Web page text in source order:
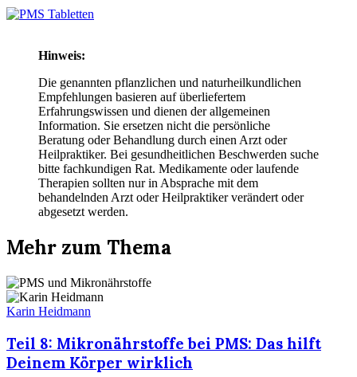
Hinweis:
Die genannten pflanzlichen und naturheilkundlichen
Empfehlungen basieren auf überliefertem
Erfahrungswissen und dienen der allgemeinen
Information. Sie ersetzen nicht die persönliche
Beratung oder Behandlung durch einen Arzt oder
Heilpraktiker. Bei gesundheitlichen Beschwerden suche
bitte fachkundigen Rat. Medikamente oder laufende
Therapien sollten nur in Absprache mit dem
behandelnden Arzt oder Heilpraktiker verändert oder
abgesetzt werden.
Mehr zum Thema
Karin Heidmann
Teil 8: Mikronährstoffe bei PMS: Das hilft
Deinem Körper wirklich